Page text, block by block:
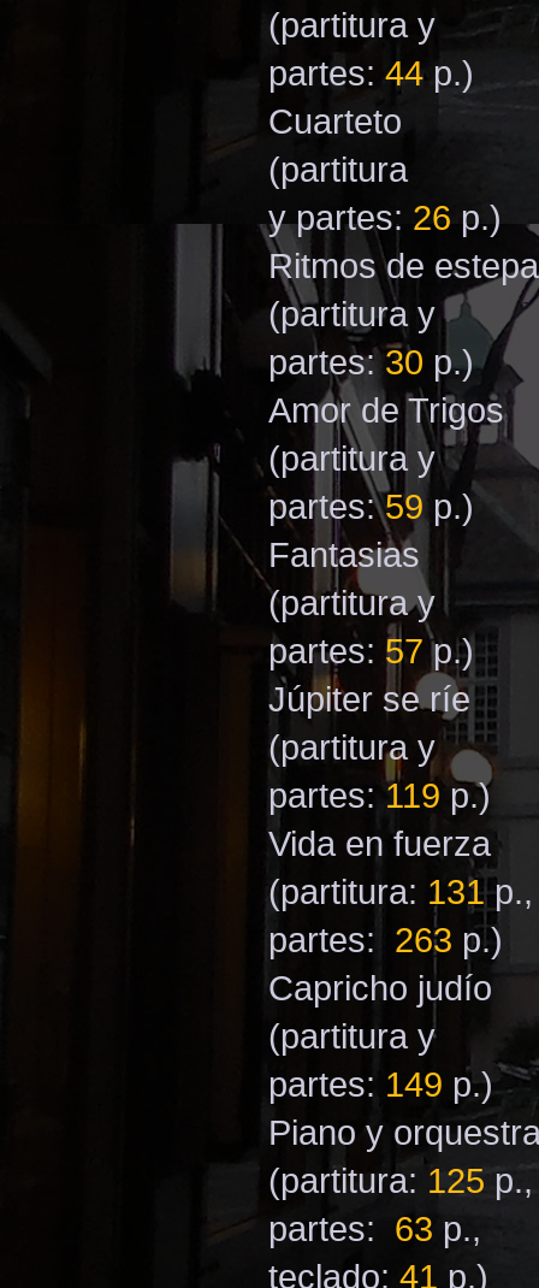
(partitura y
partes: 44р.)
Cuarteto
(partitura
y partes: 26 p.)
Ritmos de estepa
(partitura y
partes:30 p.)
Amor de Trigos
(partitura y
partes:59 p.)
Fantasias
(partitura y
partes: 57p.)
Júpiter se ríe
(partitura y
partes: 119 p.)
Vida en fuerza
(partitura: 131p.,
partes: 263 p.)
Capricho judío
(partitura y
partes: 149 p.)
Piano y
(partitura: 125 p.,
partes: 63 p.,
teclado: 41 p.)